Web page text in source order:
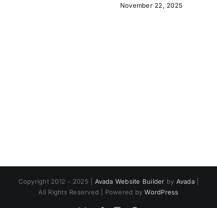
November 22, 2025
Copyright 2012 - 2025 | Avada Website Builder by Avada|
All Rights Reserved | Powered byWordPress